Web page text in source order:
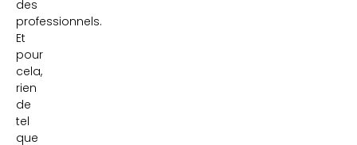
des
professionnels.
Et
pour
cela,
rien
de
tel
que